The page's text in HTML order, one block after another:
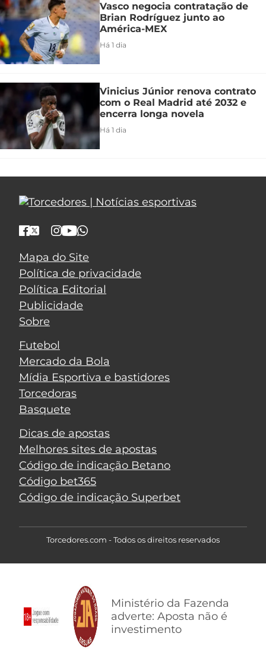
Vasco negocia contratação de
Brian Rodríguez junto ao
América-MEX
Há 1 dia
Vinicius Júnior renova contrato
com o Real Madrid até 2032 e
encerra longa novela
Há 1 dia
Mapa do Site
Política de privacidade
Política Editorial
Publicidade
Sobre
Futebol
Mercado da Bola
Mídia Esportiva e bastidores
Torcedoras
Basquete
Dicas de apostas
Melhores sites de apostas
Código de indicação Betano
Código bet365
Código de indicação Superbet
Torcedores.com - Todos os direitos reservados
Ministério da Fazenda
adverte: Aposta não é
investimento